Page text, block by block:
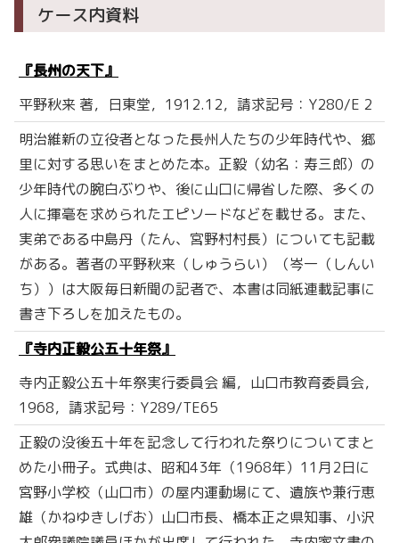
ケース内資料
『長州の天下』
平野秋来 著，日東堂，1912.12，請求記号：Y280/E 2
明治維新の立役者となった長州人たちの少年時代や、郷
里に対する思いをまとめた本。正毅（幼名：寿三郎）の
少年時代の腕白ぶりや、後に山口に帰省した際、多くの
人に揮毫を求められたエピソードなどを載せる。また、
実弟である中島丹（たん、宮野村村長）についても記載
がある。著者の平野秋来（しゅうらい）（岑一（しんい
ち））は大阪毎日新聞の記者で、本書は同紙連載記事に
書き下ろしを加えたもの。
『寺内正毅公五十年祭』
寺内正毅公五十年祭実行委員会 編，山口市教育委員会，
1968，請求記号：Y289/TE65
正毅の没後五十年を記念して行われた祭りについてまと
めた小冊子。式典は、昭和43年（1968年）11月2日に
宮野小学校（山口市）の屋内運動場にて、遺族や兼行恵
雄（かねゆきしげお）山口市長、橋本正之県知事、小沢